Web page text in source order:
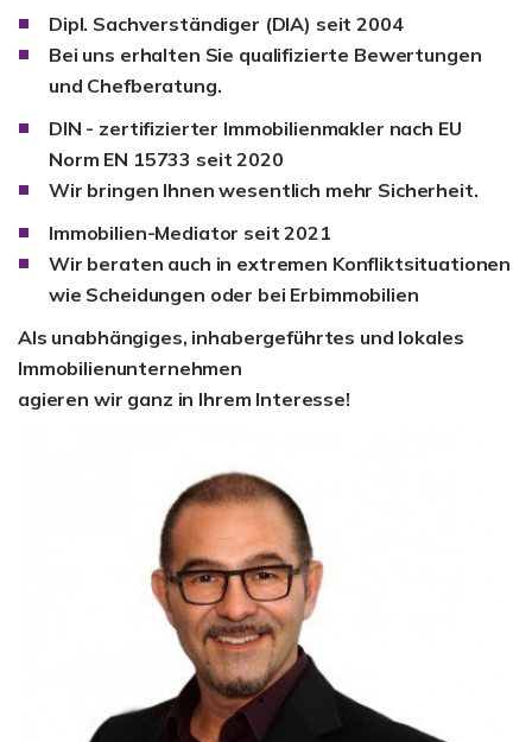
Dipl. Sachverständiger (DIA) seit 2004
Bei uns erhalten Sie qualifizierte Bewertungen
und Chefberatung.
DIN - zertifizierter Immobilienmakler nach EU
Norm EN 15733 seit 2020
Wir bringen Ihnen wesentlich mehr Sicherheit.
Immobilien-Mediator seit 2021
Wir beraten auch in extremen Konfliktsituationen
wie Scheidungen oder bei Erbimmobilien
Als unabhängiges, inhabergeführtes und lokales
Immobilienunternehmen
agieren wir ganz in Ihrem Interesse!